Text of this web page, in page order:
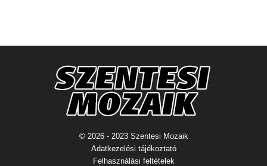
© 2026 - 2023 Szentesi Mozaik
Adatkezelési tájékoztató
Felhasználási feltételek